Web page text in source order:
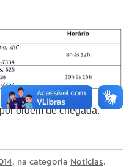
ordem de chegada.
, na categoria Notícias.